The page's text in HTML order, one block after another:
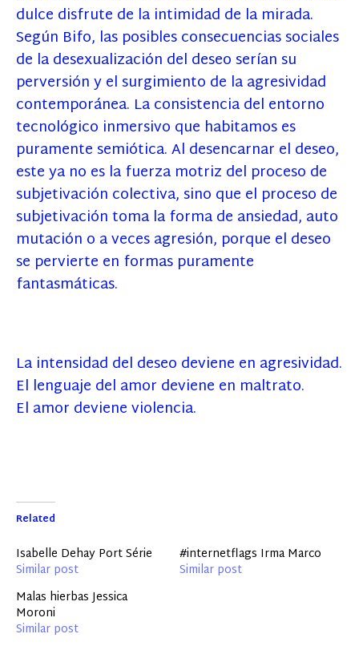
dulce disfrute de la intimidad de la mirada.
Según Bifo, las posibles consecuencias sociales
de la desexualización del deseo serían su
perversión y el surgimiento de la agresividad
contemporánea. La consistencia del entorno
tecnológico inmersivo que habitamos es
puramente semiótica. Al desencarnar el deseo,
este ya no es la fuerza motriz del proceso de
subjetivación colectiva, sino que el proceso de
subjetivación toma la forma de ansiedad, auto
mutación o a veces agresión, porque el deseo
se pervierte en formas puramente
fantasmáticas.
La intensidad del deseo deviene en agresividad.
El lenguaje del amor deviene en maltrato.
El amor deviene violencia.
Related
Isabelle Dehay Port Série
Similar post
#internetflags Irma Marco
Similar post
Malas hierbas Jessica
Moroni
Similar post